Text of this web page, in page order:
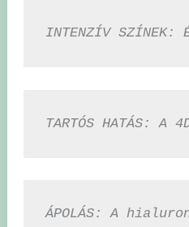
INTENZÍV
TARTÓS HATÁS:
ÁPOLÁS: A